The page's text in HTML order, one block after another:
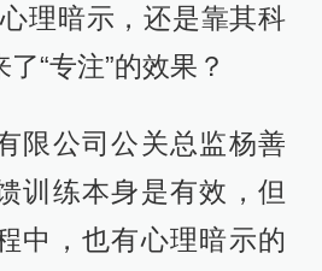
理暗示，还是靠其科
“专注”的效果？
限公司公关总监杨善
训练本身是有效，但
中，也有心理暗示的